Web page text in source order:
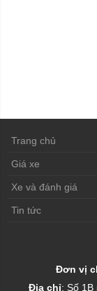
Trang chủ
Giá xe
Xe và đánh giá
Tin tức
Đơn vị
Địa chỉ: Số 1B